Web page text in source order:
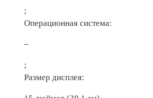
;
Операционная система:
–
;
Размер дисплея: